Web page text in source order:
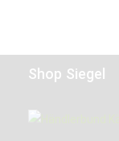
Shop Siegel